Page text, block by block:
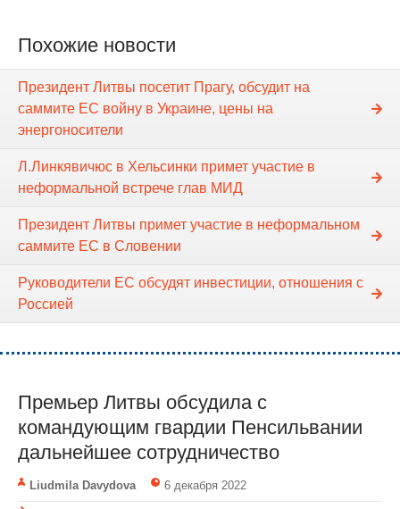
Похожие новости
Президент Литвы посетит Прагу, обсудит на
саммите ЕС войну в Украине, цены на
энергоносители
Л.Линкявичюс в Хельсинки примет участие в
неформальной встрече глав МИД
Президент Литвы примет участие в неформальном
саммите ЕС в Словении
Руководители ЕС обсудят инвестиции, отношения с
Россией
Премьер Литвы обсудила с
командующим гвардии Пенсильвании
дальнейшее сотрудничество
Liudmila Davydova 6 декабря 2022